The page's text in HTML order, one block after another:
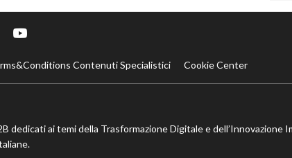
Contenuti Specialistici Cookie Center
ai temi della Trasformazione Digitale e dell’Innovazione